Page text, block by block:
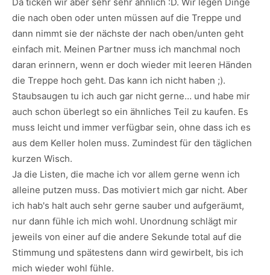
die nach oben oder unten müssen auf die Treppe und
dann nimmt sie der nächste der nach oben/unten geht
einfach mit. Meinen Partner muss ich manchmal noch
daran erinnern, wenn er doch wieder mit leeren Händen
die Treppe hoch geht. Das kann ich nicht haben ;).
Staubsaugen tu ich auch gar nicht gerne… und habe mir
auch schon überlegt so ein ähnliches Teil zu kaufen. Es
muss leicht und immer verfügbar sein, ohne dass ich es
aus dem Keller holen muss. Zumindest für den täglichen
kurzen Wisch.
Ja die Listen, die mache ich vor allem gerne wenn ich
alleine putzen muss. Das motiviert mich gar nicht. Aber
ich hab's halt auch sehr gerne sauber und aufgeräumt,
nur dann fühle ich mich wohl. Unordnung schlägt mir
jeweils von einer auf die andere Sekunde total auf die
Stimmung und spätestens dann wird gewirbelt, bis ich
mich wieder wohl fühle.